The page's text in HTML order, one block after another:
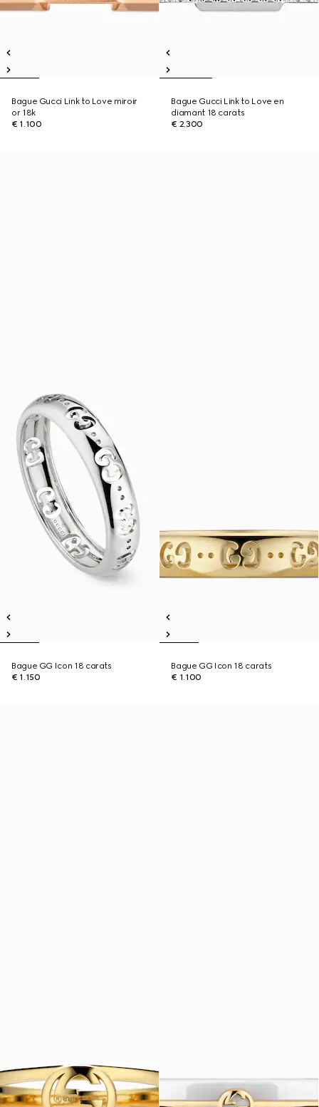
Bague Gucci Link to Love miroir
or 18k
€ 1.100
Bague Gucci Link to Love en
diamant 18 carats
€ 2.300
Bague GG Icon 18 carats
€ 1.150
Bague GG Icon 18 carats
€ 1.100